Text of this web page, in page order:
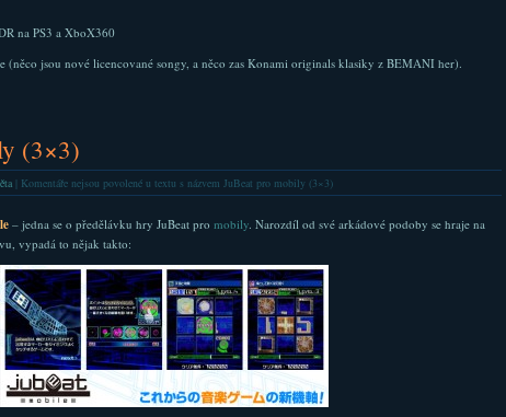
na PS3 a XboX360
(něco jsou nové licencované songy, a něco zas Konami originals klasiky z BEMANI her).
(3×3)
| Komentáře nejsou povolenéu textu s názvem JuBeat pro mobily (3×3)
– jedna se o předělávku hry JuBeat pro mobily. Narozdíl od své arkádové podoby se hraje na
vypadá to nějak takto: